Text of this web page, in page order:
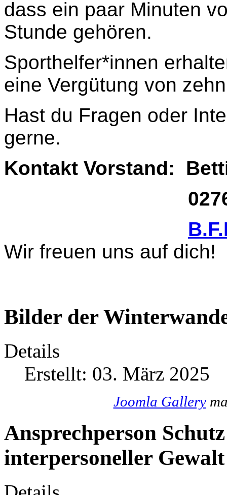
dass ein paar Minuten
Stunde gehören.
Sporthelfer*innen
eine Vergütung von
Hast du Fragen oder
gerne.
Kontakt Vorstand:
02761
Wir freuen uns auf dich!
Bilder der
Details
Erstellt: 03. März 2025
Joomla Gallery
Ansprechperson
interpersoneller Gewalt